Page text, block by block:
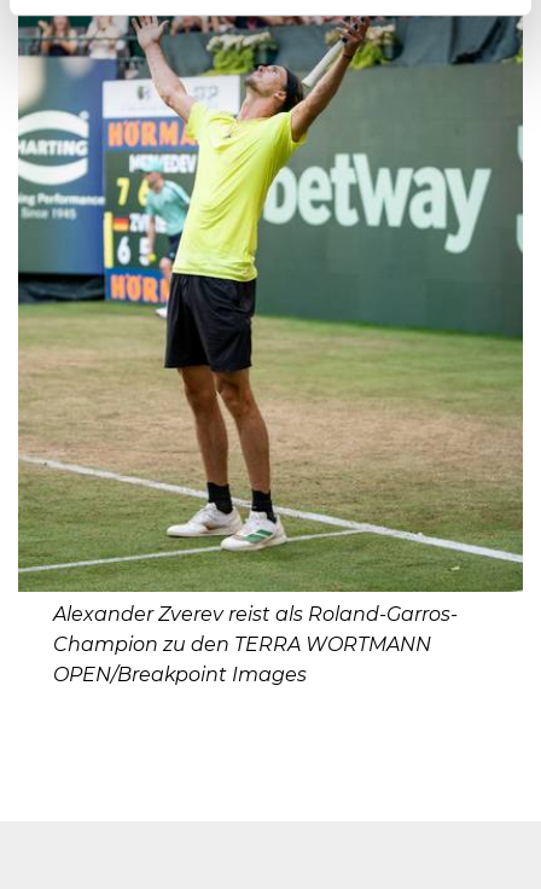
Alexander Zverev reist als Roland-Garros-
Champion zu den TERRA WORTMANN
OPEN/Breakpoint Images